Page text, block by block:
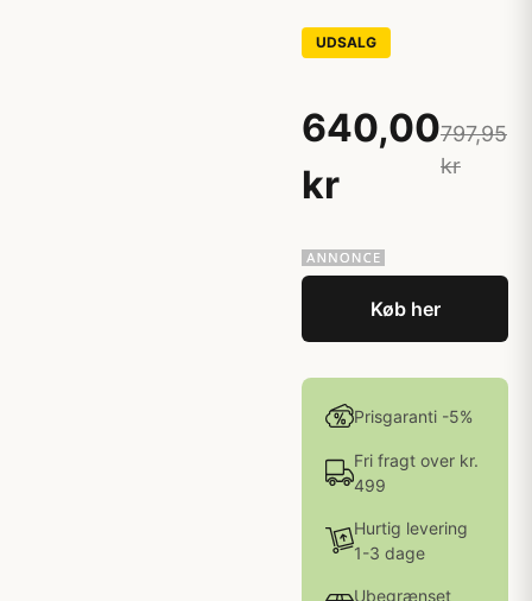
UDSALG
640,00
kr
797,95
kr
Køb her
Prisgaranti -5%
Fri fragt over kr.
499
Hurtig levering
1-3 dage
Ubegrænset